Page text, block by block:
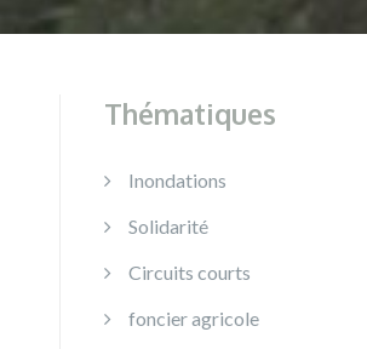
Thématiques
Inondations
Solidarité
Circuits courts
foncier agricole